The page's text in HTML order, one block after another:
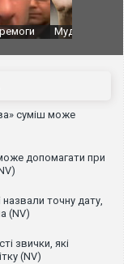
після
під час
Франції
суміш може
допомагати при
точну дату,
(NV)
звички, які
(NV)